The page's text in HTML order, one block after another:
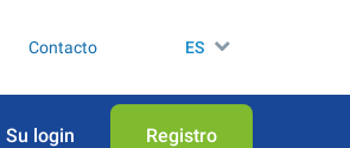
Contacto ES
Su login Registro